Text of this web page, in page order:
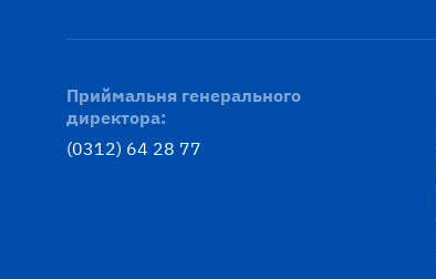
Приймальня генерального
директора:
(0312) 64 28 77